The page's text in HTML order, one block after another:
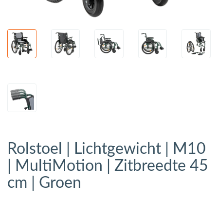
Rolstoel | Lichtgewicht | M10
| MultiMotion | Zitbreedte 45
cm | Groen